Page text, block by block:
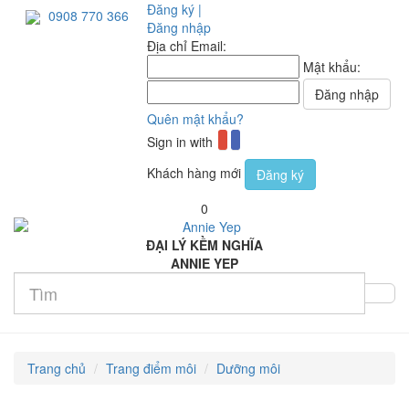
0908 770 366
Đăng ký |
Đăng nhập
Địa chỉ Email:
Mật khẩu:
Quên mật khẩu?
Sign in with
Khách hàng mới
Đăng ký
0
ĐẠI LÝ KỀM NGHĨA
ANNIE YEP
Trang chủ Trang điểm môi Dưỡng môi